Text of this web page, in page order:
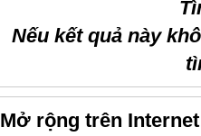
Nếu kết quả này
Mở rộng trên